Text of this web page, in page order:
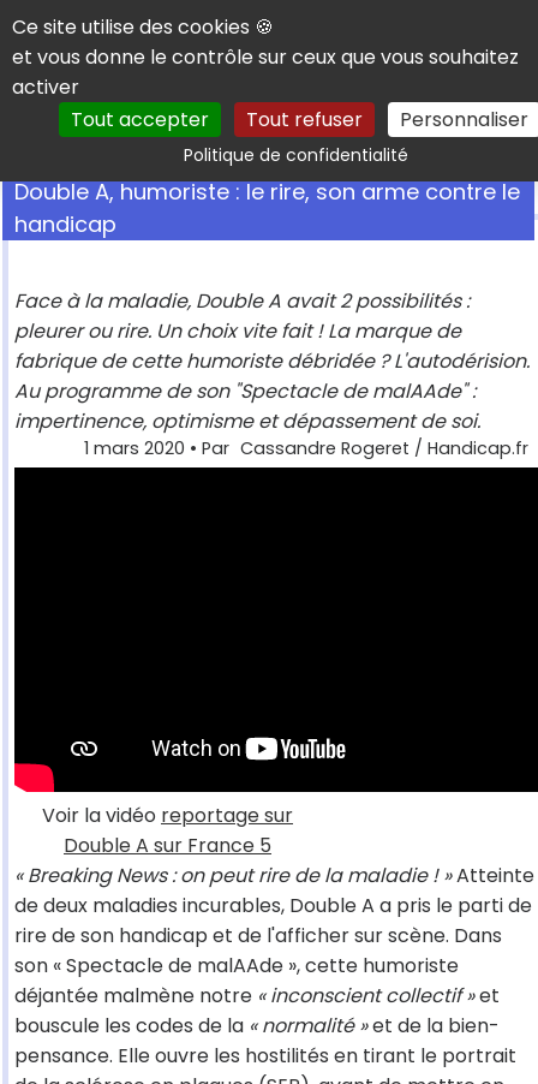
Panneau de gestion des cookies
Ce site utilise des cookies 🍪
et vous donne le contrôle sur ceux que vous souhaitez
activer
Tout accepter
Tout refuser Personnaliser
Politique de confidentialitéRechercher
Double A, humoriste : le rire, son arme contre le
handicap
Face à la maladie, Double A avait 2 possibilités :
pleurer ou rire. Un choix vite fait ! La marque de
fabrique de cette humoriste débridée ? L'autodérision.
Au programme de son "Spectacle de malAAde" :
impertinence, optimisme et dépassement de soi.
1 mars 2020 • Par Cassandre Rogeret / Handicap.fr
Voir la vidéo reportage sur
Double A sur France 5
« Breaking News : on peut rire de la maladie ! »Atteinte
de deux maladies incurables, Double A a pris le parti de
rire de son handicap et de l'afficher sur scène. Dans
son « Spectacle de malAAde », cette humoriste
déjantée malmène notre « inconscient collectif »et
bouscule les codes de la « normalité »et de la bien-
pensance. Elle ouvre les hostilités en tirant le portrait